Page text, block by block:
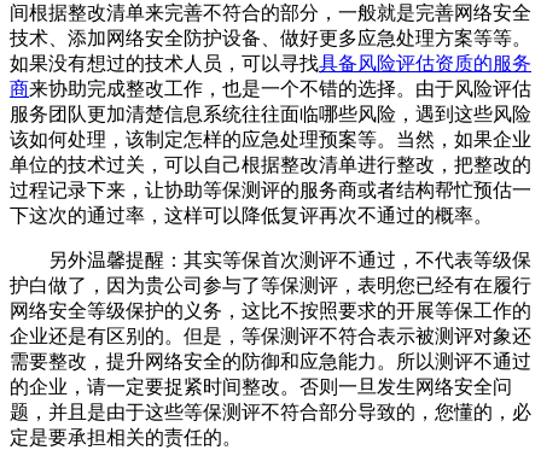
间根据整改清单来完善不符合的部分，一般就是完善网络安全
技术、添加网络安全防护设备、做好更多应急处理方案等等。
如果没有想过的技术人员，可以寻找具备风险评估资质的服务
商来协助完成整改工作，也是一个不错的选择。由于风险评估
服务团队更加清楚信息系统往往面临哪些风险，遇到这些风险
该如何处理，该制定怎样的应急处理预案等。当然，如果企业
单位的技术过关，可以自己根据整改清单进行整改，把整改的
过程记录下来，让协助等保测评的服务商或者结构帮忙预估一
下这次的通过率，这样可以降低复评再次不通过的概率。
另外温馨提醒：其实等保首次测评不通过，不代表等级保
护白做了，因为贵公司参与了等保测评，表明您已经有在履行
网络安全等级保护的义务，这比不按照要求的开展等保工作的
企业还是有区别的。但是，等保测评不符合表示被测评对象还
需要整改，提升网络安全的防御和应急能力。所以测评不通过
的企业，请一定要捉紧时间整改。否则一旦发生网络安全问
题，并且是由于这些等保测评不符合部分导致的，您懂的，必
定是要承担相关的责任的。